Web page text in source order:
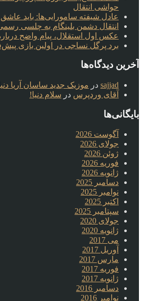
حواشی انتقال
عادل شیفته سامورایی‌ها: باید عاشق
انتقال دشمن بلینگام به چلسی
عکس اول استقلال، پیام واضح
برد پرگل نساجی در اولین بازی
آخرین دیدگاه‌ها
sajjad در موزیک جدید ساسان آریا
آقای وردپرس در سلام دنیا!
بایگانی‌ها
آگوست 2026
جولای 2026
ژوئن 2026
فوریه 2026
ژانویه 2026
دسامبر 2025
نوامبر 2025
اکتبر 2025
سپتامبر 2025
جولای 2020
ژانویه 2020
می 2017
آوریل 2017
مارس 2017
فوریه 2017
ژانویه 2017
دسامبر 2016
نوامبر 2016